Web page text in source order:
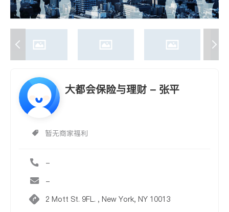
大都会保险与理财 - 张平
暂无商家福利
-
-
2 Mott St. 9FL. , New York, NY 10013